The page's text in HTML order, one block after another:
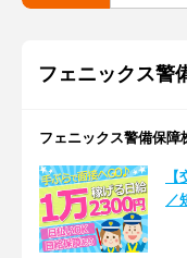
フェニックス警
フェニックス警備保
／